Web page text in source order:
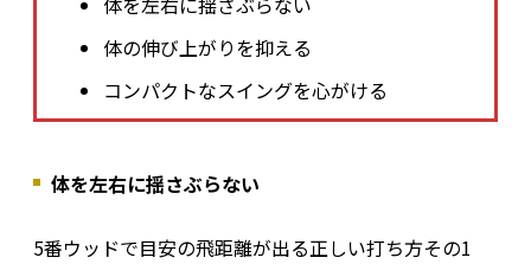
体の伸び上がりを抑える
コンパクトなスイングを心がける
体を左右に揺さぶらない
5番ウッドで目安の飛距離が出る正しい打ち方その1